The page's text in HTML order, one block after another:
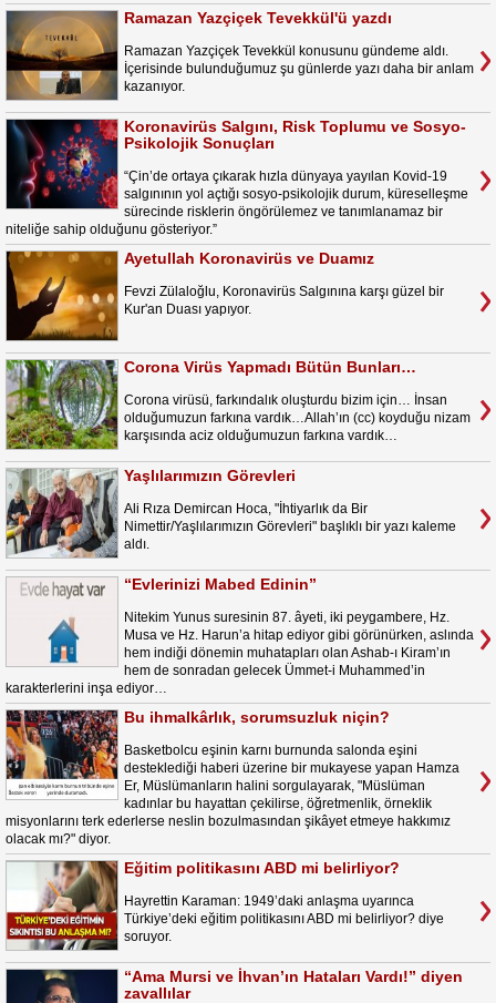
Ramazan Yazçiçek Tevekkül'ü yazdı
Ramazan Yazçiçek Tevekkül konusunu gündeme aldı.
İçerisinde bulunduğumuz şu günlerde yazı daha bir anlam
kazanıyor.
Koronavirüs Salgını, Risk Toplumu ve Sosyo-
Psikolojik Sonuçları
“Çin’de ortaya çıkarak hızla dünyaya yayılan Kovid-19
salgınının yol açtığı sosyo-psikolojik durum, küreselleşme
sürecinde risklerin öngörülemez ve tanımlanamaz bir
niteliğe sahip olduğunu gösteriyor.”
Ayetullah Koronavirüs ve Duamız
Fevzi Zülaloğlu, Koronavirüs Salgınına karşı güzel bir
Kur'an Duası yapıyor.
Corona Virüs Yapmadı Bütün Bunları…
Corona virüsü, farkındalık oluşturdu bizim için… İnsan
olduğumuzun farkına vardık…Allah’ın (cc) koyduğu nizam
karşısında aciz olduğumuzun farkına vardık…
Yaşlılarımızın Görevleri
Ali Rıza Demircan Hoca, "İhtiyarlık da Bir
Nimettir/Yaşlılarımızın Görevleri" başlıklı bir yazı kaleme
aldı.
“Evlerinizi Mabed Edinin”
Nitekim Yunus suresinin 87. âyeti, iki peygambere, Hz.
Musa ve Hz. Harun’a hitap ediyor gibi görünürken, aslında
hem indiği dönemin muhatapları olan Ashab-ı Kiram’ın
hem de sonradan gelecek Ümmet-i Muhammed’in
karakterlerini inşa ediyor…
Bu ihmalkârlık, sorumsuzluk niçin?
Basketbolcu eşinin karnı burnunda salonda eşini
desteklediği haberi üzerine bir mukayese yapan Hamza
Er, Müslümanların halini sorgulayarak, "Müslüman
kadınlar bu hayattan çekilirse, öğretmenlik, örneklik
misyonlarını terk ederlerse neslin bozulmasından şikâyet etmeye hakkımız
olacak mı?" diyor.
Eğitim politikasını ABD mi belirliyor?
Hayrettin Karaman: 1949’daki anlaşma uyarınca
Türkiye’deki eğitim politikasını ABD mi belirliyor? diye
soruyor.
“Ama Mursi ve İhvan’ın Hataları Vardı!” diyen
zavallılar